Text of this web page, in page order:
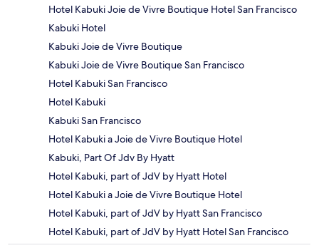
Hotel Kabuki Joie de Vivre Boutique Hotel San Francisco
Kabuki Hotel
Kabuki Joie de Vivre Boutique
Kabuki Joie de Vivre Boutique San Francisco
Hotel Kabuki San Francisco
Hotel Kabuki
Kabuki San Francisco
Hotel Kabuki a Joie de Vivre Boutique Hotel
Kabuki, Part Of Jdv By Hyatt
Hotel Kabuki, part of JdV by Hyatt Hotel
Hotel Kabuki a Joie de Vivre Boutique Hotel
Hotel Kabuki, part of JdV by Hyatt San Francisco
Hotel Kabuki, part of JdV by Hyatt Hotel San Francisco